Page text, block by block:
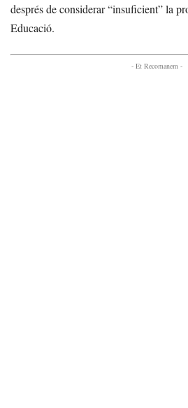
després de considerar “insuficient” la
Educació.
- Et Recomanem -